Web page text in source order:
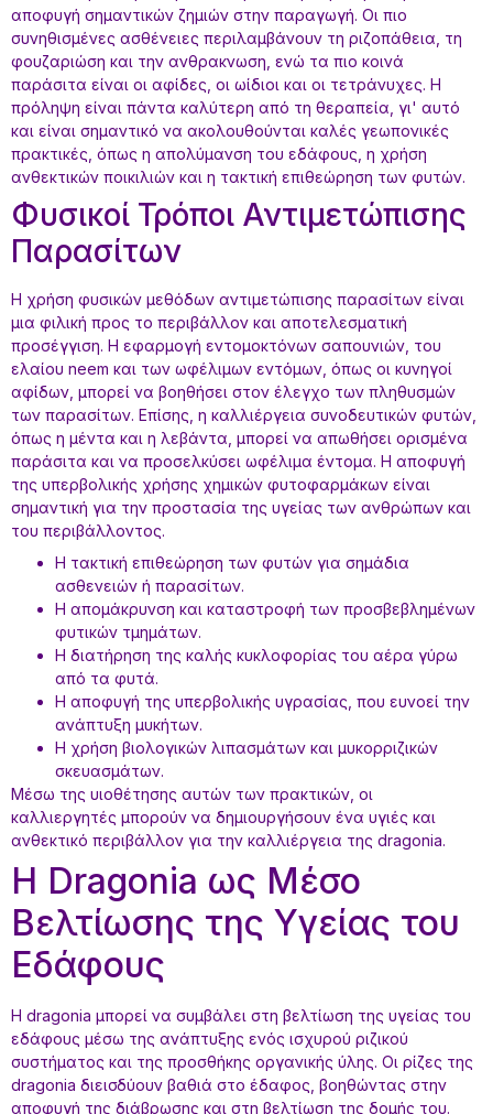
αποφυγή σημαντικών ζημιών στην παραγωγή. Οι πιο
συνηθισμένες ασθένειες περιλαμβάνουν τη ριζοπάθεια, τη
φουζαριώση και την ανθρακνωση, ενώ τα πιο κοινά
παράσιτα είναι οι αφίδες, οι ωίδιοι και οι τετράνυχες. Η
πρόληψη είναι πάντα καλύτερη από τη θεραπεία, γι' αυτό
και είναι σημαντικό να ακολουθούνται καλές γεωπονικές
πρακτικές, όπως η απολύμανση του εδάφους, η χρήση
ανθεκτικών ποικιλιών και η τακτική επιθεώρηση των φυτών.
Φυσικοί Τρόποι Αντιμετώπισης
Παρασίτων
Η χρήση φυσικών μεθόδων αντιμετώπισης παρασίτων είναι
μια φιλική προς το περιβάλλον και αποτελεσματική
προσέγγιση. Η εφαρμογή εντομοκτόνων σαπουνιών, του
ελαίου neem και των ωφέλιμων εντόμων, όπως οι κυνηγοί
αφίδων, μπορεί να βοηθήσει στον έλεγχο των πληθυσμών
των παρασίτων. Επίσης, η καλλιέργεια συνοδευτικών φυτών,
όπως η μέντα και η λεβάντα, μπορεί να απωθήσει ορισμένα
παράσιτα και να προσελκύσει ωφέλιμα έντομα. Η αποφυγή
της υπερβολικής χρήσης χημικών φυτοφαρμάκων είναι
σημαντική για την προστασία της υγείας των ανθρώπων και
του περιβάλλοντος.
Η τακτική επιθεώρηση των φυτών για σημάδια
ασθενειών ή παρασίτων.
Η απομάκρυνση και καταστροφή των προσβεβλημένων
φυτικών τμημάτων.
Η διατήρηση της καλής κυκλοφορίας του αέρα γύρω
από τα φυτά.
Η αποφυγή της υπερβολικής υγρασίας, που ευνοεί την
ανάπτυξη μυκήτων.
Η χρήση βιολογικών λιπασμάτων και μυκορριζικών
σκευασμάτων.
Μέσω της υιοθέτησης αυτών των πρακτικών, οι
καλλιεργητές μπορούν να δημιουργήσουν ένα υγιές και
ανθεκτικό περιβάλλον για την καλλιέργεια της dragonia.
Η Dragonia ως Μέσο
Βελτίωσης της Υγείας του
Εδάφους
Η dragonia μπορεί να συμβάλει στη βελτίωση της υγείας του
εδάφους μέσω της ανάπτυξης ενός ισχυρού ριζικού
συστήματος και της προσθήκης οργανικής ύλης. Οι ρίζες της
dragonia διεισδύουν βαθιά στο έδαφος, βοηθώντας στην
αποφυγή της διάβρωσης και στη βελτίωση της δομής του.